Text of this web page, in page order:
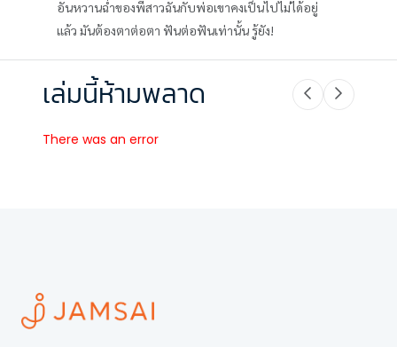
อันหวานฉ่ำของพี่สาวฉันกับพ่อเขาคงเป็นไปไม่ได้อยู่
แล้ว มันต้องตาต่อตา ฟันต่อฟันเท่านั้น รู้ยัง!
เล่มนี้ห้ามพลาด
There was an error